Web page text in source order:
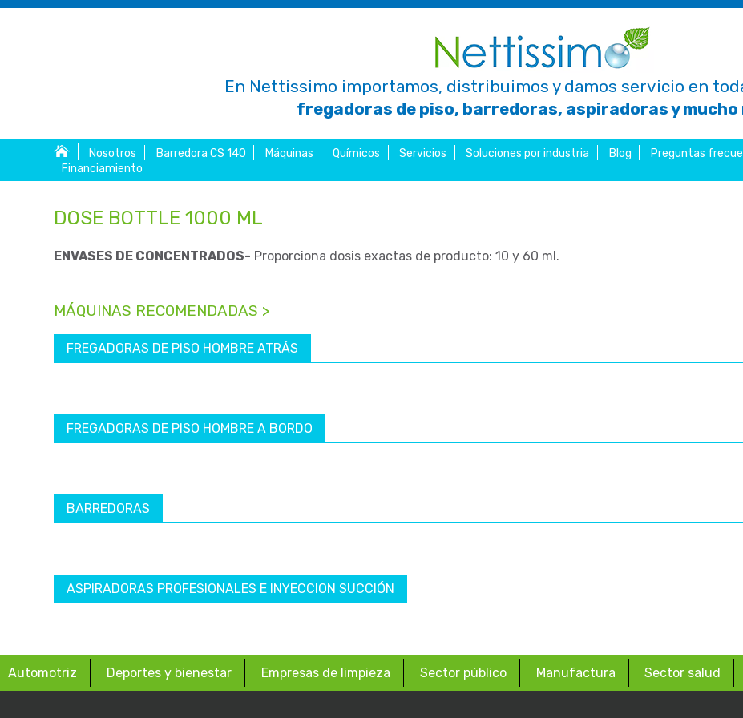
En Nettissimo importamos, distribuimos y damos servicio en
fregadoras de piso, barredoras, aspiradoras y mucho
Nosotros Barredora CS 140 Máquinas Químicos Servicios Soluciones por industria Blog Preguntas
Financiamiento
DOSE BOTTLE 1000 ML
ENVASES DE CONCENTRADOS- Proporciona dosis exactas de producto: 10 y 60 ml.
MÁQUINAS RECOMENDADAS >
FREGADORAS DE PISO HOMBRE ATRÁS
FREGADORAS DE PISO HOMBRE A BORDO
BARREDORAS
ASPIRADORAS PROFESIONALES E INYECCION SUCCIÓN
Automotriz Deportes y bienestar Empresas de limpieza Sector público Manufactura Sector salud